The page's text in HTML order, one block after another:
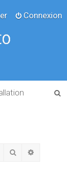
Connexion
Rechercher